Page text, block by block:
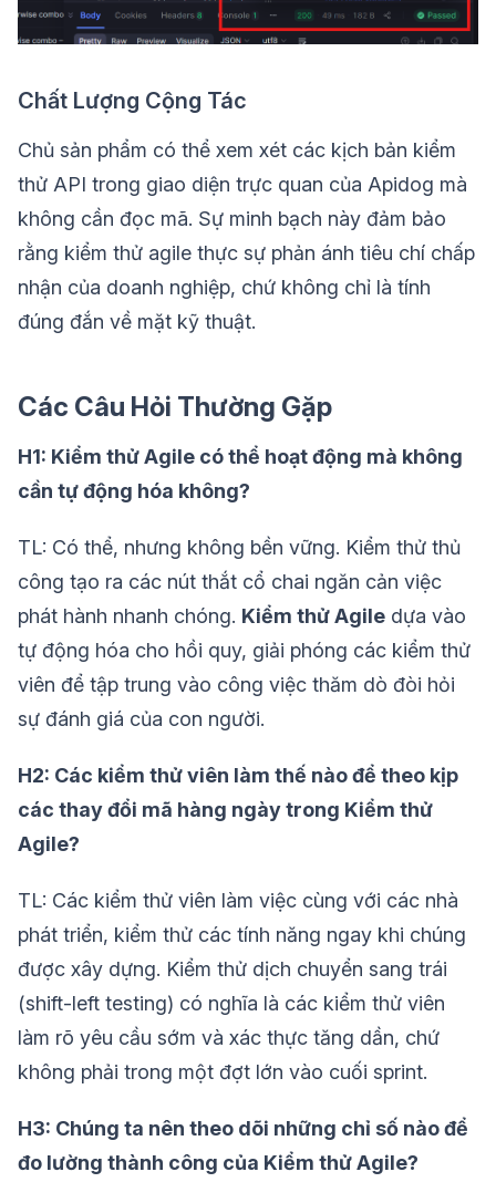
Chất Lượng Cộng Tác
Chủ sản phẩm có thể xem xét các kịch bản kiểm
thử API trong giao diện trực quan của Apidog mà
không cần đọc mã. Sự minh bạch này đảm bảo
rằng kiểm thử agile thực sự phản ánh tiêu chí chấp
nhận của doanh nghiệp, chứ không chỉ là tính
đúng đắn về mặt kỹ thuật.
Các Câu Hỏi Thường Gặp
H1: Kiểm thử Agile có thể hoạt động mà không
cần tự động hóa không?
TL: Có thể, nhưng không bền vững. Kiểm thử thủ
công tạo ra các nút thắt cổ chai ngăn cản việc
phát hành nhanh chóng. Kiểm thử Agile dựa vào
tự động hóa cho hồi quy, giải phóng các kiểm thử
viên để tập trung vào công việc thăm dò đòi hỏi
sự đánh giá của con người.
H2: Các kiểm thử viên làm thế nào để theo kịp
các thay đổi mã hàng ngày trong Kiểm thử
Agile?
TL: Các kiểm thử viên làm việc cùng với các nhà
phát triển, kiểm thử các tính năng ngay khi chúng
được xây dựng. Kiểm thử dịch chuyển sang trái
(shift-left testing) có nghĩa là các kiểm thử viên
làm rõ yêu cầu sớm và xác thực tăng dần, chứ
không phải trong một đợt lớn vào cuối sprint.
H3: Chúng ta nên theo dõi những chỉ số nào để
đo lường thành công của Kiểm thử Agile?